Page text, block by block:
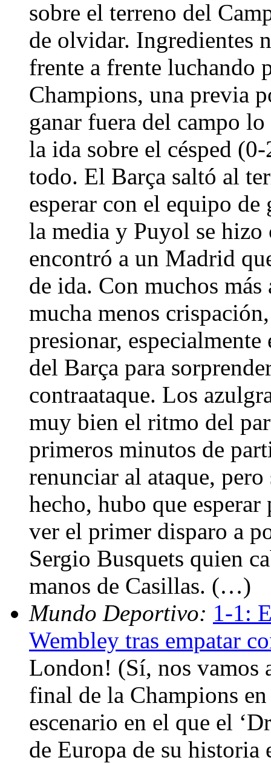
sobre el terreno del
de olvidar. Ingredientes
frente a frente luchando
Champions, una previa
ganar fuera del campo
la ida sobre el césped
todo. El Barça saltó al
esperar con el equipo
la media y Puyol se hizo
encontró a un Madrid
de ida. Con muchos
mucha menos
presionar,
del Barça para
contraataque. Los
muy bien el ritmo del
primeros minutos de
renunciar al ataque,
hecho, hubo que
ver el primer disparo a
Sergio Busquets quien
manos de Casillas. (…)
Mundo Deportivo: 1-1:
Wembley tras empatar
London! (Sí, nos vamos
final de la Champions
escenario en el que el
de Europa de su historia